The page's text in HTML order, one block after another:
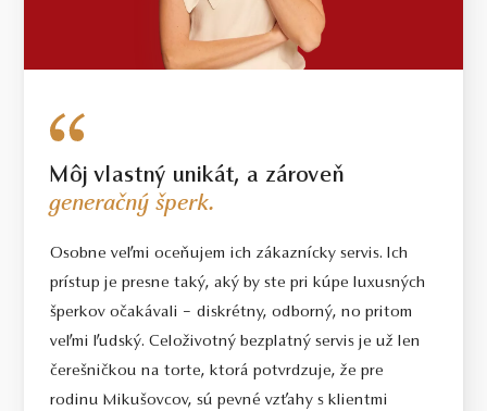
Môj vlastný unikát, a zároveň
generačný šperk.
Osobne veľmi oceňujem ich zákaznícky servis. Ich
prístup je presne taký, aký by ste pri kúpe luxusných
šperkov očakávali – diskrétny, odborný, no pritom
veľmi ľudský. Celoživotný bezplatný servis je už len
čerešničkou na torte, ktorá potvrdzuje, že pre
rodinu Mikušovcov, sú pevné vzťahy s klientmi